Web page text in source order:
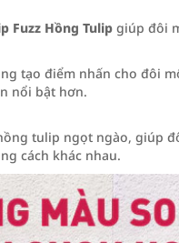
Fuzz Hồng Tulip giúp đôi
tạo điểm nhấn cho đôi
nổi bật hơn.
tulip ngọt ngào, giúp
cách khác nhau.